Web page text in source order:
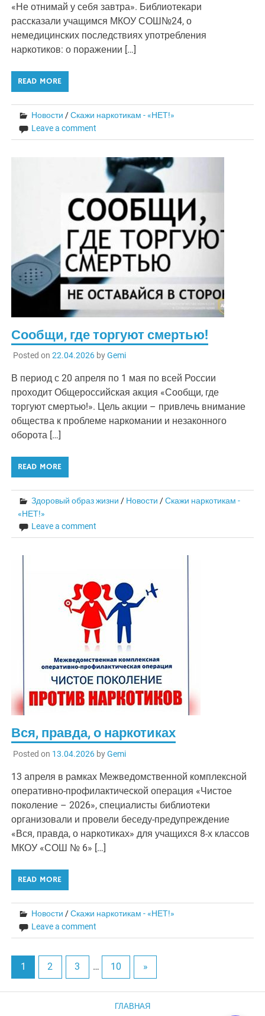
«Не отнимай у себя завтра». Библиотекари
рассказали учащимся МКОУ СОШ№24, о
немедицинских последствиях употребления
наркотиков: о поражении […]
READ MORE
Новости /Скажи наркотикам - «НЕТ!»
Leave a comment
Сообщи, где торгуют смертью!
Posted on 22.04.2026byGemi
В период с 20 апреля по 1 мая по всей России
проходит Общероссийская акция «Сообщи, где
торгуют смертью!». Цель акции – привлечь внимание
общества к проблеме наркомании и незаконного
оборота […]
READ MORE
Здоровый образ жизни / Новости /Скажи наркотикам -
«НЕТ!»
Leave a comment
Вся, правда, о наркотиках
Posted on 13.04.2026byGemi
13 апреля в рамках Межведомственной комплексной
оперативно-профилактической операция «Чистое
поколение – 2026», специалисты библиотеки
организовали и провели беседу-предупреждение
«Вся, правда, о наркотиках» для учащихся 8-х классов
МКОУ «СОШ № 6» […]
READ MORE
Новости /Скажи наркотикам - «НЕТ!»
Leave a comment
1 2 3 … 10 »
ГЛАВНАЯ